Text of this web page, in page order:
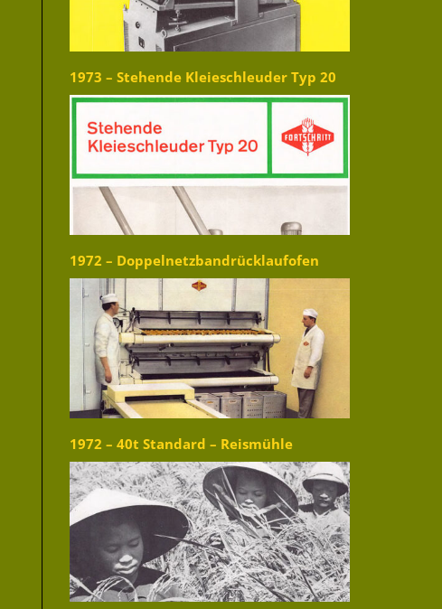
1973 – Stehende Kleieschleuder Typ 20
1972 – Doppelnetzbandrücklaufofen
1972 – 40t Standard – Reismühle